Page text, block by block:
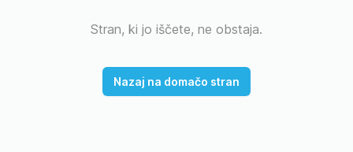
Stran, ki jo iščete, ne obstaja.
Nazaj na domačo stran